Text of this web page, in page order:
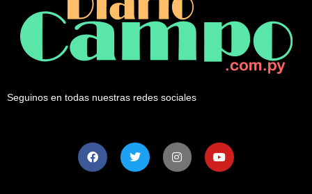
Seguinos en todas nuestras redes sociales